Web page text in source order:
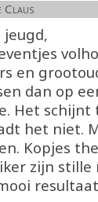
Claus
jeugd,
en
dan op
Het
het niet.
Kopjes
zijn